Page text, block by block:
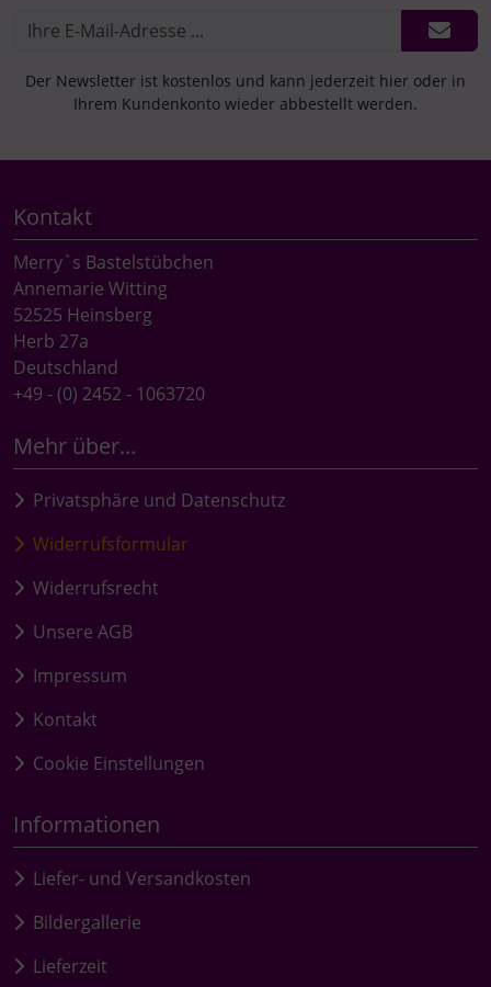
Der Newsletter ist kostenlos und kann jederzeit hier oder in
Ihrem Kundenkonto wieder abbestellt werden.
Kontakt
Merry`s Bastelstübchen
Annemarie Witting
52525 Heinsberg
Herb 27a
Deutschland
+49 - (0) 2452 - 1063720
Mehr über...
Privatsphäre und Datenschutz
Widerrufsformular
Widerrufsrecht
Unsere AGB
Impressum
Kontakt
Cookie Einstellungen
Informationen
Liefer- und Versandkosten
Bildergallerie
Lieferzeit